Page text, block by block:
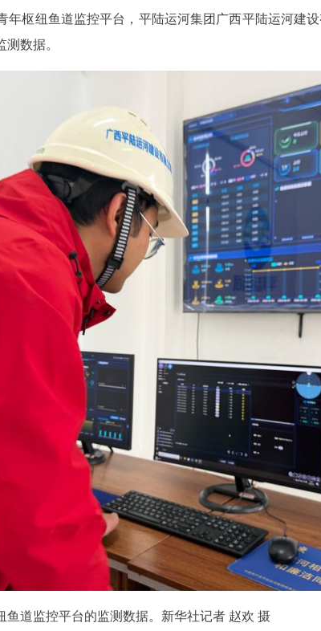
年枢纽鱼道监控平台，平陆运河集团广西平陆运河建
数据。
道监控平台的监测数据。新华社记者 赵欢 摄